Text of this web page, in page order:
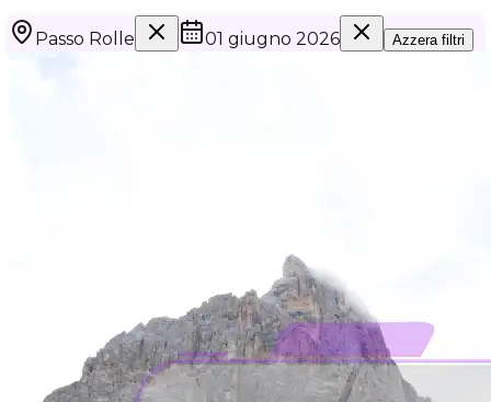
Passo Rolle 01 giugno 2026 Azzera filtri